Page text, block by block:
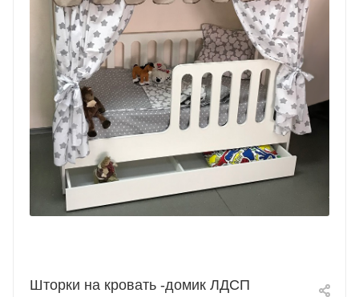
Шторки на кровать -домик ЛДСП